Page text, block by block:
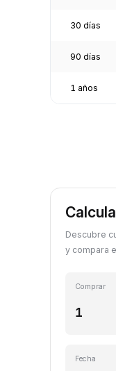
30 días
90 días
1 años
Descubre
y compara
Comprar
Fecha